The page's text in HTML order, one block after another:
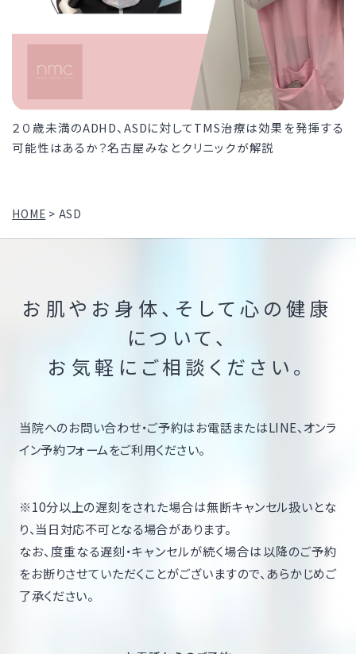
２０歳未満のADHD、ASDに対してTMS治療は効果を発揮する
可能性はあるか？名古屋みなとクリニックが解説
HOME > ASD
お肌やお身体、そして心の健康
について、
お気軽にご相談ください。
当院へのお問い合わせ・ご予約はお電話またはLINE、オンラ
イン予約フォームをご利用ください。
※10分以上の遅刻をされた場合は無断キャンセル扱いとな
り、当日対応不可となる場合があります。
なお、度重なる遅刻・キャンセルが続く場合は以降のご予約
をお断りさせていただくことがございますので、あらかじめご
了承ください。